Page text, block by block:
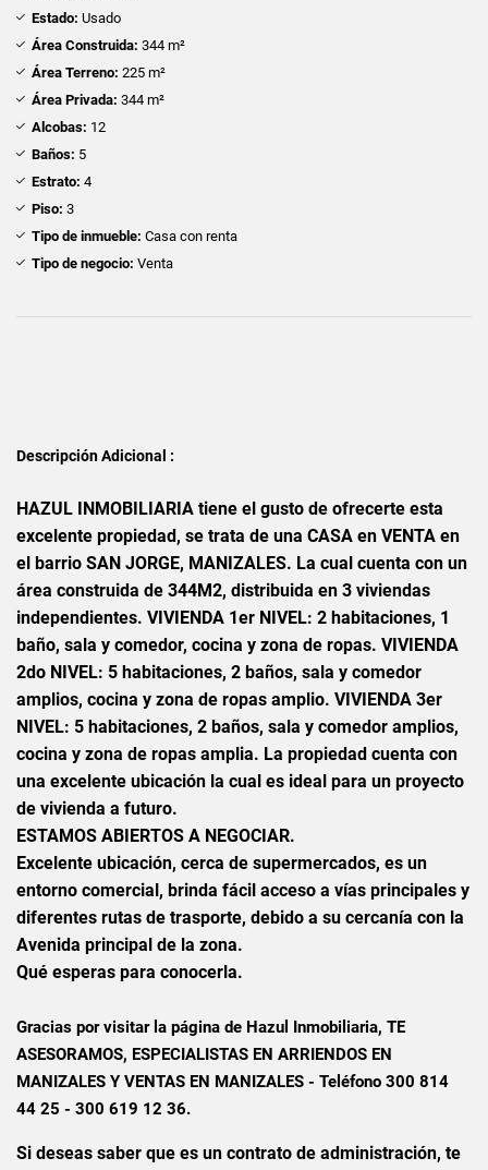
Estado: Usado
Área Construida: 344 m²
Área Terreno: 225 m²
Área Privada: 344 m²
Alcobas: 12
Baños: 5
Estrato: 4
Piso: 3
Tipo de inmueble: Casa con renta
Tipo de negocio: Venta
Descripción Adicional :
HAZUL INMOBILIARIA tiene el gusto de ofrecerte esta
excelente propiedad, se trata de una CASA en VENTA en
el barrio SAN JORGE, MANIZALES. La cual cuenta con un
área construida de 344M2, distribuida en 3 viviendas
independientes. VIVIENDA 1er NIVEL: 2 habitaciones, 1
baño, sala y comedor, cocina y zona de ropas. VIVIENDA
2do NIVEL: 5 habitaciones, 2 baños, sala y comedor
amplios, cocina y zona de ropas amplio. VIVIENDA 3er
NIVEL: 5 habitaciones, 2 baños, sala y comedor amplios,
cocina y zona de ropas amplia. La propiedad cuenta con
una excelente ubicación la cual es ideal para un proyecto
de vivienda a futuro.
ESTAMOS ABIERTOS A NEGOCIAR.
Excelente ubicación, cerca de supermercados, es un
entorno comercial, brinda fácil acceso a vías principales y
diferentes rutas de trasporte, debido a su cercanía con la
Avenida principal de la zona.
Qué esperas para conocerla.
Gracias por visitar la página de Hazul Inmobiliaria, TE
ASESORAMOS, ESPECIALISTAS EN ARRIENDOS EN
MANIZALES Y VENTAS EN MANIZALES - Teléfono 300 814
44 25 - 300 619 12 36.
Si deseas saber que es un contrato de administración, te